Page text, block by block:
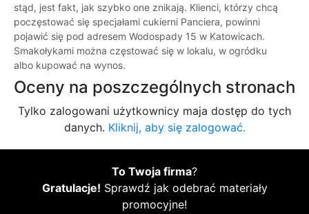
stąd, jest fakt, jak szybko one znikają. Klienci, którzy chcą
poczęstować się specjałami cukierni Panciera, powinni
pojawić się pod adresem Wodospady 15 w Katowicach.
Smakołykami można częstować się w lokalu, w ogródku
albo kupować na wynos.
Oceny na poszczególnych stronach
Tylko zalogowani użytkownicy maja dostęp do tych
danych. Kliknij, aby się zalogować.
To Twoja firma?
Gratulacje! Sprawdź jak odebrać materiały
promocyjne!